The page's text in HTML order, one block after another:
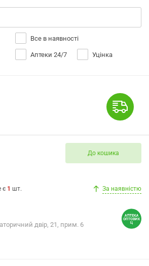
Все в наявності
Аптеки 24/7 Уцінка
До кошика
є 1 шт. За наявністю
двір, 21, прим. 6